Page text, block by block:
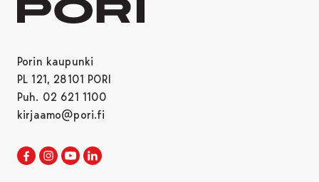
Porin kaupunki
PL 121, 28101 PORI
Puh. 02 621 1100
kirjaamo@pori.fi
Porin kaupunki Facebookissa
Avautuu uudessa välilehdessä
Porin kaupunki Instagramissa
Avautuu uudessa välilehdessä
Porin kaupunki Youtubessa
Avautuu uudessa välilehdessä